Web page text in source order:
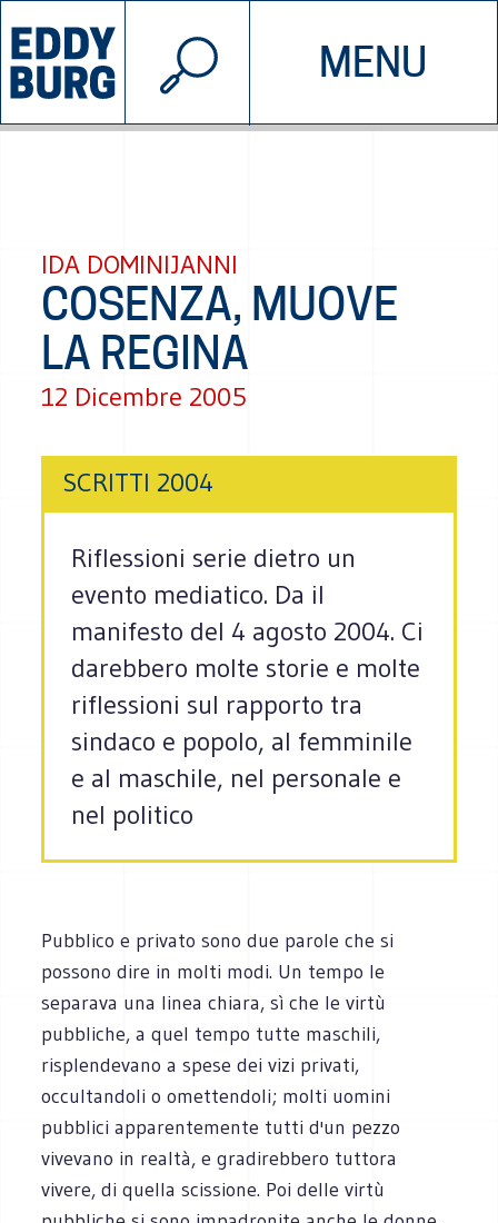
MENU
INIZIATIVE CHI SIAMO
© 2026 EDDYBURG
IDA DOMINIJANNI
COSENZA, MUOVE
LA REGINA
12 Dicembre 2005
SCRITTI 2004
Riflessioni serie dietro un
evento mediatico. Da il
manifesto del 4 agosto 2004. Ci
darebbero molte storie e molte
riflessioni sul rapporto tra
sindaco e popolo, al femminile
e al maschile, nel personale e
nel politico
Pubblico e privato sono due parole che si
possono dire in molti modi. Un tempo le
separava una linea chiara, sì che le virtù
pubbliche, a quel tempo tutte maschili,
risplendevano a spese dei vizi privati,
occultandoli o omettendoli; molti uomini
pubblici apparentemente tutti d'un pezzo
vivevano in realtà, e gradirebbero tuttora
vivere, di quella scissione. Poi delle virtù